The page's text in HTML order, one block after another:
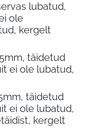
lubatud,
ole
kergelt
täidetud
ei ole lubatud,
täidetud
ei ole lubatud,
kergelt